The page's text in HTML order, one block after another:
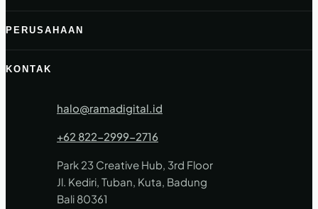
PERUSAHAAN
KONTAK
halo@ramadigital.id
+62 822-2999-2716
Park 23 Creative Hub, 3rd Floor
Jl. Kediri, Tuban, Kuta, Badung
Bali 80361